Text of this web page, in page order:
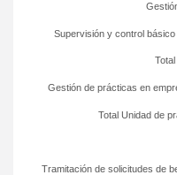
Tramitación de solicitudes de
Total Unidad de
Gestión de prácticas en
Supervisión y control básico